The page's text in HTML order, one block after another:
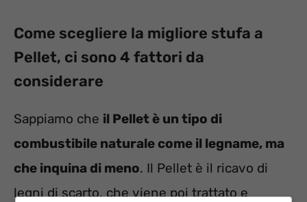
Come scegliere la migliore stufa a
Pellet, ci sono 4 fattori da
considerare
Sappiamo che il Pellet è un tipo di
combustibile naturale come il legname, ma
che inquina di meno. Il Pellet è il ricavo di
legni di scarto, che viene poi trattato e